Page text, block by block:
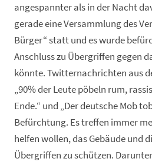
angespannter als in der Nacht
gerade eine Versammlung des
Bürger“ statt und es wurde
Anschluss zu Übergriffen gegen
könnte. Twitternachrichten aus
„90% der Leute pöbeln rum,
Ende.“ und „Der deutsche Mob
Befürchtung. Es treffen immer
helfen wollen, das Gebäude und
Übergriffen zu schützen.